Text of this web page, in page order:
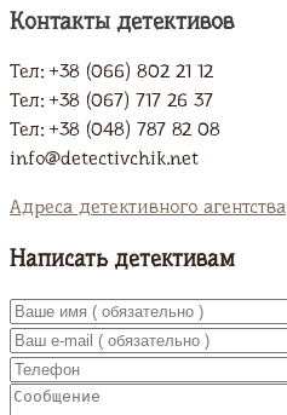
Контакты детективов
Тел: +38 (066) 802 21 12
Тел: +38 (067) 717 26 37
Тел: +38 (048) 787 82 08
info@detectivchik.net
Адреса детективного агентства
Написать детективам